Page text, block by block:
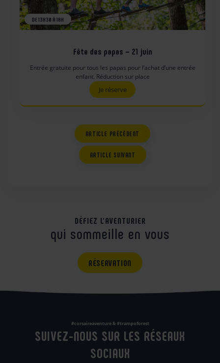
DE 13H30 À 18H
Fête des papas – 21 juin
Entrée gratuite pour tous les papas pour l’achat d’une entrée
enfant. Réduction sur place
Je réserve
ARTICLE PRÉCÉDENT
ARTICLE SUIVANT
DÉFIEZ L'AVENTURIER
qui sommeille en vous
RÉSERVATION
#corsaireaventure & #trampoforest
SUIVEZ-NOUS SUR LES RÉSEAUX
SOCIAUX